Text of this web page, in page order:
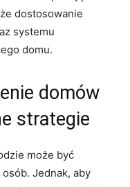
dostosowanie
systemu
⁢domu.
domów
strategie
może być
Jednak, aby